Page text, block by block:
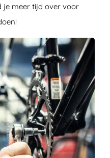
je meer tijd over voor